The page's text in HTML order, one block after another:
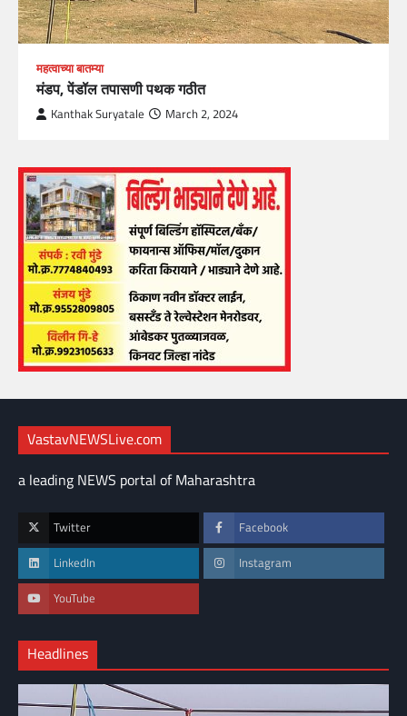
महत्वाच्या बातम्या
मंडप, पेंडॉल तपासणी पथक गठीत
Kanthak Suryatale March 2, 2024
VastavNEWSLive.com
a leading NEWS portal of Maharashtra
Twitter Facebook
LinkedIn Instagram
YouTube
Headlines